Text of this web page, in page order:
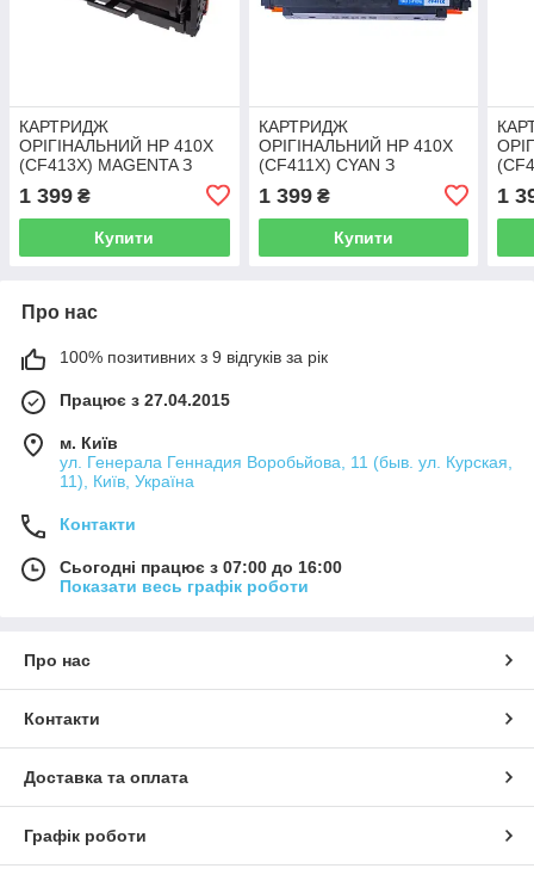
КАРТРИДЖ
ОРІГІНАЛЬНИЙ HP 410X
(CF413X) MAGENTA З
1 399 ₴
Купити
КАРТРИДЖ
ОРІГІНАЛЬНИЙ HP 410X
(CF411X) CYAN З
1 399₴
Купити
1
Про нас
100% позитивних з 9 відгуків за рік
Працює з 27.04.2015
м. Київ
ул. Генерала Геннадия Воробьйова, 11 (быв. ул. Курская,
11), Київ, Україна
Контакти
Сьогодні працює з 07:00 до 16:00
Показати весь графік роботи
Про нас
Контакти
Доставка та оплата
Графік роботи